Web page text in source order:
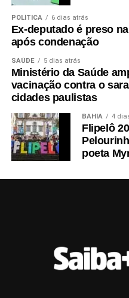
POLÍTICA 6 dias atrás
Ex-deputado é preso
após condenação
SAÚDE 5 dias atrás
Ministério da Saúde
vacinação contra o
cidades paulistas
BAHIA 4
Flipelô
poeta